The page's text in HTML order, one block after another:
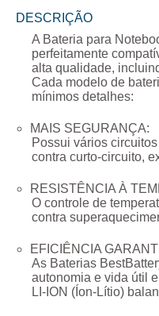
DESCRIÇÃO
A Bateria para
perfeitamente
alta qualidade,
Cada modelo de
mínimos detalhes:
MAIS SEGURANÇA:
Possui vários
contra curto-circuito,
RESISTÊNCIA À
O controle de
contra
EFICIÊNCIA
As Baterias
autonomia e vida útil
LI-ION (Íon-Lítio)